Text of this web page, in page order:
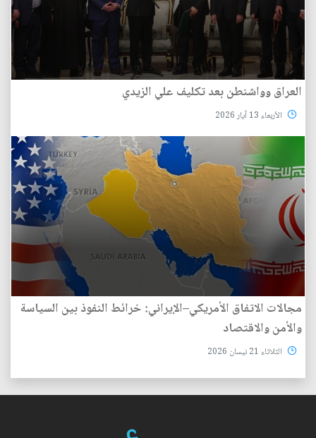
العراق وواشنطن بعد تكليف علي الزيدي
الأربعاء 13 آيار 2026
مجالات الاتفاق الأمريكي–الإيراني: خرائط النفوذ بين السياسة
والأمن والاقتصاد
الثلاثاء 21 نيسان 2026